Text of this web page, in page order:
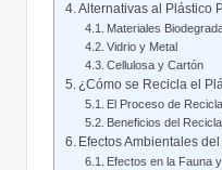
Alternativas‍ al Plástico
Materiales⁤
Vidrio y Metal
Cellulosa y Cartón
¿Cómo‌ se Recicla el
El​ Proceso de
Beneficios del
Efectos Ambientales
Efectos ​en la Fauna